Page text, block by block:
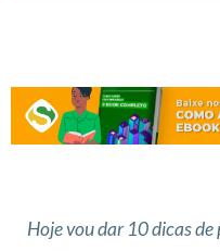
Hoje vou dar 10 dicas